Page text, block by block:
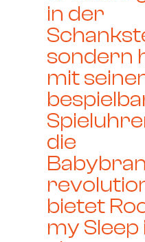
in der
sondern
mit
die
bietet
my Sleep